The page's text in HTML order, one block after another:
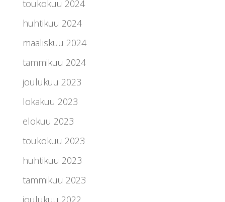
toukokuu 2024
huhtikuu 2024
maaliskuu 2024
tammikuu 2024
joulukuu 2023
lokakuu 2023
elokuu 2023
toukokuu 2023
huhtikuu 2023
tammikuu 2023